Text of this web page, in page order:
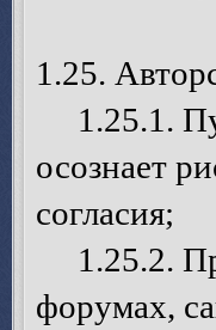
1.25.
1.25.1.
осознает
согласия;
1.25.2.
форумах,